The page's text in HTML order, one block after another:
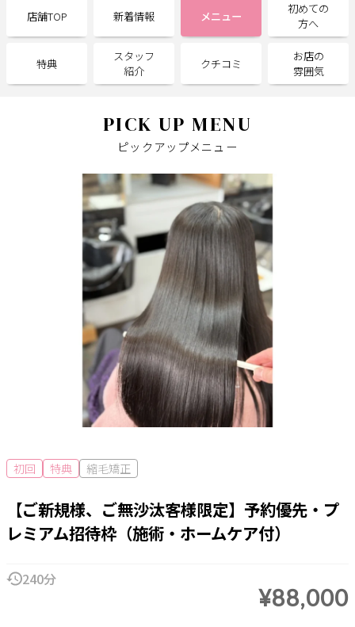
サポート
よくある質問
利用規約
お知らせ
掲載の申込み
掲載店様ログイン
閉じる
店舗TOP 新着情報 メニュー
初めての
方へ
特典
スタッフ
紹介
クチコミ
お店の
雰囲気
PICK UP MENU
ピックアップメニュー
初回 特典 縮毛矯正
【ご新規様、ご無沙汰客様限定】予約優先・プ
レミアム招待枠（施術・ホームケア付）
240分
¥88,000